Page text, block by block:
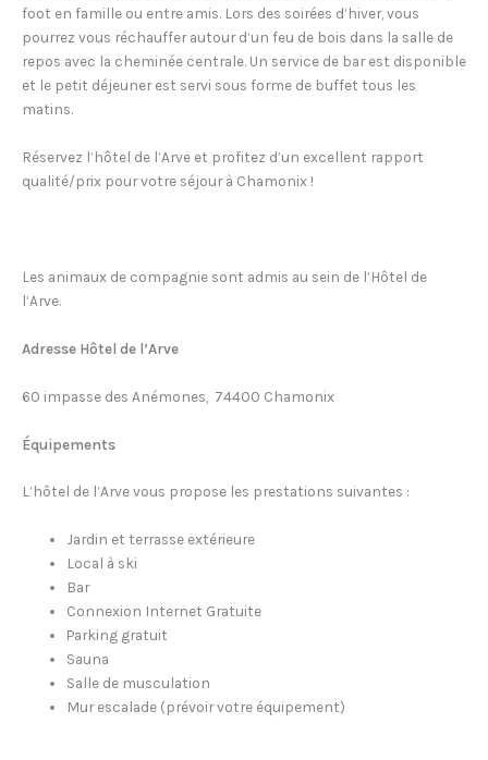
foot en famille ou entre amis. Lors des soirées d’hiver, vous
pourrez vous réchauffer autour d’un feu de bois dans la salle de
repos avec la cheminée centrale. Un service de bar est disponible
et le petit déjeuner est servi sous forme de buffet tous les
matins.
Réservez l’hôtel de l’Arve et profitez d’un excellent rapport
qualité/prix pour votre séjour à Chamonix !
Les animaux de compagnie sont admis au sein de l’Hôtel de
l’Arve.
Adresse Hôtel de l’Arve
60 impasse des Anémones, 74400 Chamonix
Équipements
L’hôtel de l’Arve vous propose les prestations suivantes :
Jardin et terrasse extérieure
Local à ski
Bar
Connexion Internet Gratuite
Parking gratuit
Sauna
Salle de musculation
Mur escalade (prévoir votre équipement)